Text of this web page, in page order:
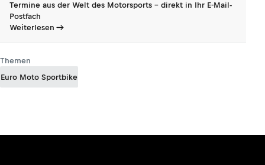
Termine aus der Welt des Motorsports - direkt in Ihr E-Mail-
Postfach
Weiterlesen
Themen
Euro Moto Sportbike